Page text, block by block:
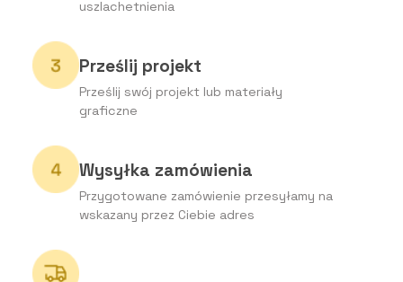
uszlachetnienia
Prześlij projekt
Prześlij swój projekt lub materiały
graficzne
Wysyłka zamówienia
Przygotowane zamówienie przesyłamy na
wskazany przez Ciebie adres